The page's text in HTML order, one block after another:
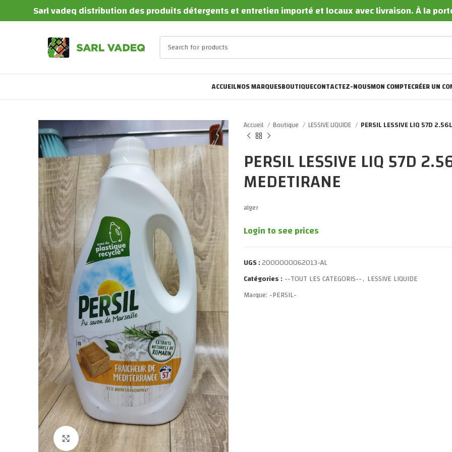
Sarl vadeq distribution des produits détergents et entretien importé et locaux avec livraison. À la
ACCUEILNOS MARQUESBOUTIQUECONTACTEZ-NOUSMON COMPTECRÉER UN
Click to enlarge
Accueil Boutique LESSIVE LIQUIDE PERSIL LESSIVE LIQ 57D
PERSIL LESSIVE LIQ 57D
MEDETIRANE
alger
Login to see prices
UGS :2000000062013-AL
Catégories :--TOUT LES CATEGORIS--, LESSIVE LIQUIDE
Marque: -PERSIL-